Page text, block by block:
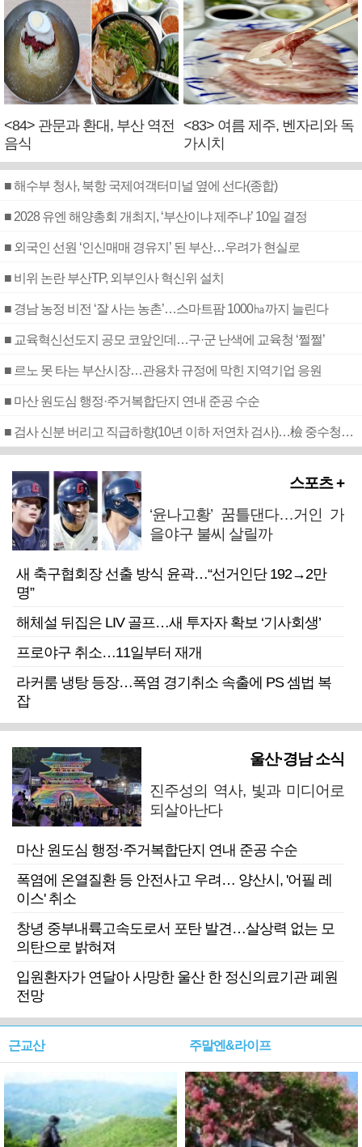
<84> 관문과 환대, 부산 역전
음식
<83> 여름 제주, 벤자리와 독
가시치
■ 해수부 청사, 북항 국제여객터미널 옆에 선다(종합)
■ 2028 유엔 해양총회 개최지, ‘부산이냐 제주냐’ 10일 결정
■ 외국인 선원 ‘인신매매 경유지’ 된 부산…우려가 현실로
■ 비위 논란 부산TP, 외부인사 혁신위 설치
■ 경남 농정 비전 ‘잘 사는 농촌’…스마트팜 1000㏊까지 늘린다
■ 교육혁신선도지 공모 코앞인데…구·군 난색에 교육청 ‘쩔쩔’
■ 르노 못 타는 부산시장…관용차 규정에 막힌 지역기업 응원
■ 마산 원도심 행정·주거복합단지 연내 준공 수순
■ 검사 신분 버리고 직급하향(10년 이하 저연차 검사)…檢 중수청행 기피
스포츠 +
‘윤나고황’ 꿈틀댄다…거인 가
을야구 불씨 살릴까
새 축구협회장 선출 방식 윤곽…“선거인단 192→2만
명”
해체설 뒤집은 LIV 골프…새 투자자 확보 ‘기사회생’
프로야구 취소…11일부터 재개
라커룸 냉탕 등장…폭염 경기취소 속출에 PS 셈법 복
잡
울산·경남 소식
진주성의 역사, 빛과 미디어로
되살아난다
마산 원도심 행정·주거복합단지 연내 준공 수순
폭염에 온열질환 등 안전사고 우려… 양산시, '어필 레
이스' 취소
창녕 중부내륙고속도로서 포탄 발견…살상력 없는 모
의탄으로 밝혀져
입원환자가 연달아 사망한 울산 한 정신의료기관 폐원
전망
근교산 주말엔&라이프